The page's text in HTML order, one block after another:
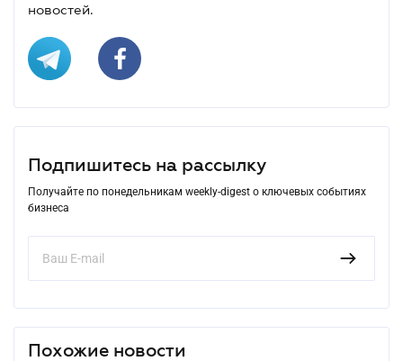
новостей.
Подпишитесь на рассылку
Получайте по понедельникам weekly-digest о ключевых событиях
бизнеса
Похожие новости